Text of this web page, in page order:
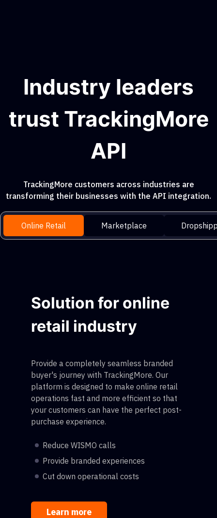
Industry leaders
trust TrackingMore
API
TrackingMore customers across industries are
transforming their businesses with the API integration.
Online Retail Marketplace
Solution for online
retail industry
Provide a completely seamless branded
buyer's journey with TrackingMore. Our
platform is designed to make online retail
operations fast and more efficient so that
your customers can have the perfect post-
purchase experience.
Reduce WISMO calls
Provide branded experiences
Cut down operational costs
Learn more